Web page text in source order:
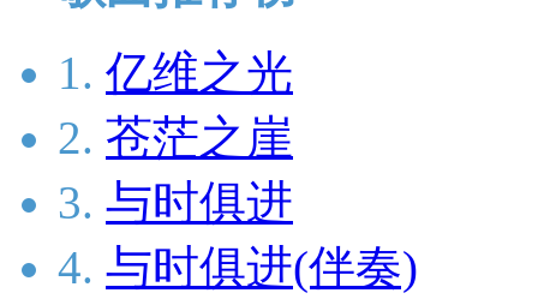
1. 亿维之光
2. 苍茫之崖
3. 与时俱进
4. 与时俱进(伴奏)